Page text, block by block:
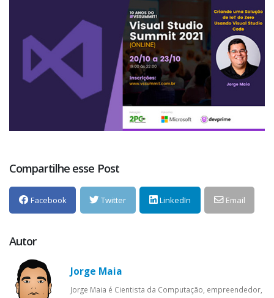
Compartilhe esse Post
Facebook Twitter LinkedIn Email
Autor
Jorge Maia
Jorge Maia é Cientista da Computação, empreendedor,